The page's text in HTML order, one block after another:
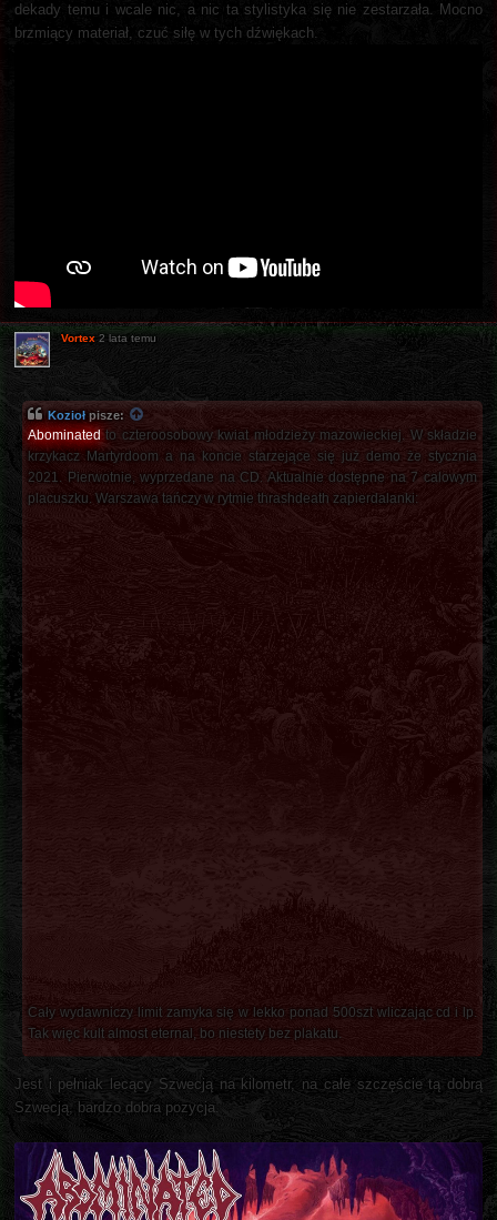
dekady temu i wcale nic, a nic ta stylistyka się nie zestarzała. Mocno
brzmiący materiał, czuć siłę w tych dźwiękach.
Vortex 2 lata temu
Koziołpisze:
Abominated to czteroosobowy kwiat młodzieży mazowieckiej. W składzie
krzykacz Martyrdoom a na koncie starzejące się już demo że stycznia
2021. Pierwotnie, wyprzedane na CD. Aktualnie dostępne na 7 calowym
placuszku. Warszawa tańczy w rytmie thrashdeath zapierdalanki:
Cały wydawniczy limit zamyka się w lekko ponad 500szt wliczając cd i lp.
Tak więc kult almost eternal, bo niestety bez plakatu.
Jest i pełniak lecący Szwecją na kilometr, na całe szczęście tą dobrą
Szwecją, bardzo dobra pozycja.